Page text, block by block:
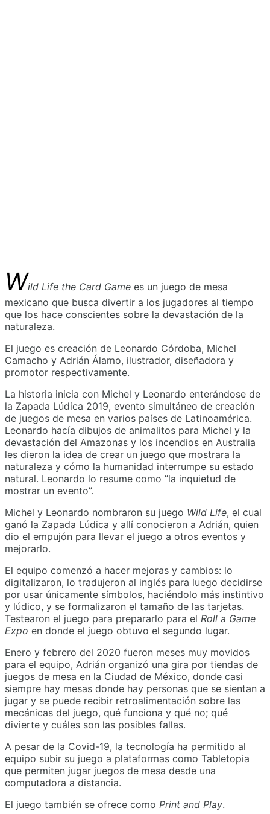
Wild Life the Card Game es un juego de mesa
mexicano que busca divertir a los jugadores al tiempo
que los hace conscientes sobre la devastación de la
naturaleza.
El juego es creación de Leonardo Córdoba, Michel
Camacho y Adrián Álamo, ilustrador, diseñadora y
promotor respectivamente.
La historia inicia con Michel y Leonardo enterándose de
la Zapada Lúdica 2019, evento simultáneo de creación
de juegos de mesa en varios países de Latinoamérica.
Leonardo hacía dibujos de animalitos para Michel y la
devastación del Amazonas y los incendios en Australia
les dieron la idea de crear un juego que mostrara la
naturaleza y cómo la humanidad interrumpe su estado
natural. Leonardo lo resume como “la inquietud de
mostrar un evento”.
Michel y Leonardo nombraron su juego Wild Life, el cual
ganó la Zapada Lúdica y allí conocieron a Adrián, quien
dio el empujón para llevar el juego a otros eventos y
mejorarlo.
El equipo comenzó a hacer mejoras y cambios: lo
digitalizaron, lo tradujeron al inglés para luego decidirse
por usar únicamente símbolos, haciéndolo más instintivo
y lúdico, y se formalizaron el tamaño de las tarjetas.
Testearon el juego para prepararlo para el Roll a Game
Expo en donde el juego obtuvo el segundo lugar.
Enero y febrero del 2020 fueron meses muy movidos
para el equipo, Adrián organizó una gira por tiendas de
juegos de mesa en la Ciudad de México, donde casi
siempre hay mesas donde hay personas que se sientan a
jugar y se puede recibir retroalimentación sobre las
mecánicas del juego, qué funciona y qué no; qué
divierte y cuáles son las posibles fallas.
A pesar de la Covid-19, la tecnología ha permitido al
equipo subir su juego a plataformas como Tabletopia
que permiten jugar juegos de mesa desde una
computadora a distancia.
El juego también se ofrece como Print and Play.